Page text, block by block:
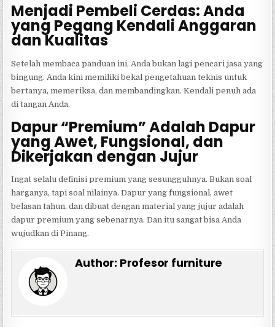
Menjadi Pembeli Cerdas: Anda
yang Pegang Kendali Anggaran
dan Kualitas
Setelah membaca panduan ini, Anda bukan lagi pencari jasa yang
bingung. Anda kini memiliki bekal pengetahuan teknis untuk
bertanya, memeriksa, dan membandingkan. Kendali penuh ada
di tangan Anda.
Dapur “Premium” Adalah Dapur
yang Awet, Fungsional, dan
Dikerjakan dengan Jujur
Ingat selalu definisi premium yang sesungguhnya. Bukan soal
harganya, tapi soal nilainya. Dapur yang fungsional, awet
belasan tahun, dan dibuat dengan material yang jujur adalah
dapur premium yang sebenarnya. Dan itu sangat bisa Anda
wujudkan di Pinang.
Author: Profesor furniture